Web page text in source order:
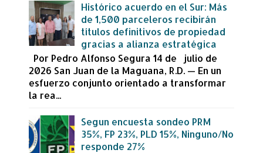
Histórico acuerdo en el Sur: Más
de 1,500 parceleros recibirán
títulos definitivos de propiedad
gracias a alianza estratégica
Por Pedro Alfonso Segura 14 de julio de
2026 San Juan de la Maguana, R.D. — En un
esfuerzo conjunto orientado a transformar
la rea...
Segun encuesta sondeo PRM
35%, FP 23%, PLD 15%, Ninguno/No
responde 27%